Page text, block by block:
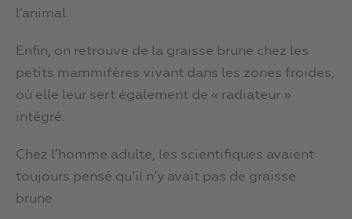
l’animal.
Enfin, on retrouve de la graisse brune chez les
petits mammifères vivant dans les zones froides,
où elle leur sert également de « radiateur »
intégré.
Chez l’homme adulte, les scientifiques avaient
toujours pensé qu’il n’y avait pas de graisse
brune.